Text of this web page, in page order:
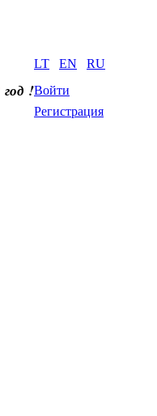
год !
LT EN
RU
Войти
Регистрация